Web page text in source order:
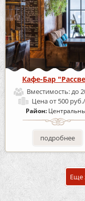
Кафе-Бар
Вместимость:до
Ценаот 500
Район:
подробнее
Еще